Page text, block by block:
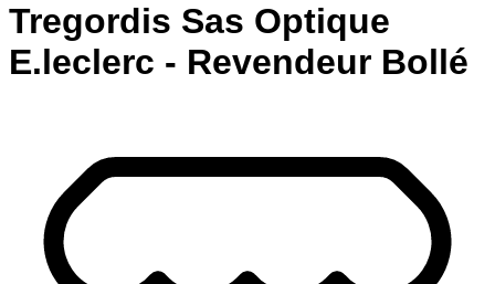
Tregordis Sas Optique
E.leclerc - Revendeur Bollé